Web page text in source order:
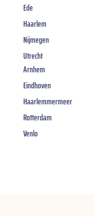
Ede
Haarlem
Nijmegen
Utrecht
Arnhem
Eindhoven
Haarlemmermeer
Rotterdam
Venlo